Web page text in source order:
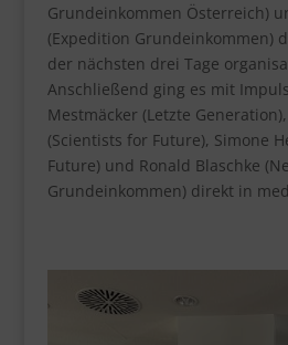
Grundeinkommen Österreich)
(Expedition Grundeinkommen)
der nächsten drei Tage
Anschließend ging es mit
Mestmäcker (Letzte
(Scientists for Future), Simone
Future) und Ronald Blaschke
Grundeinkommen) direkt in